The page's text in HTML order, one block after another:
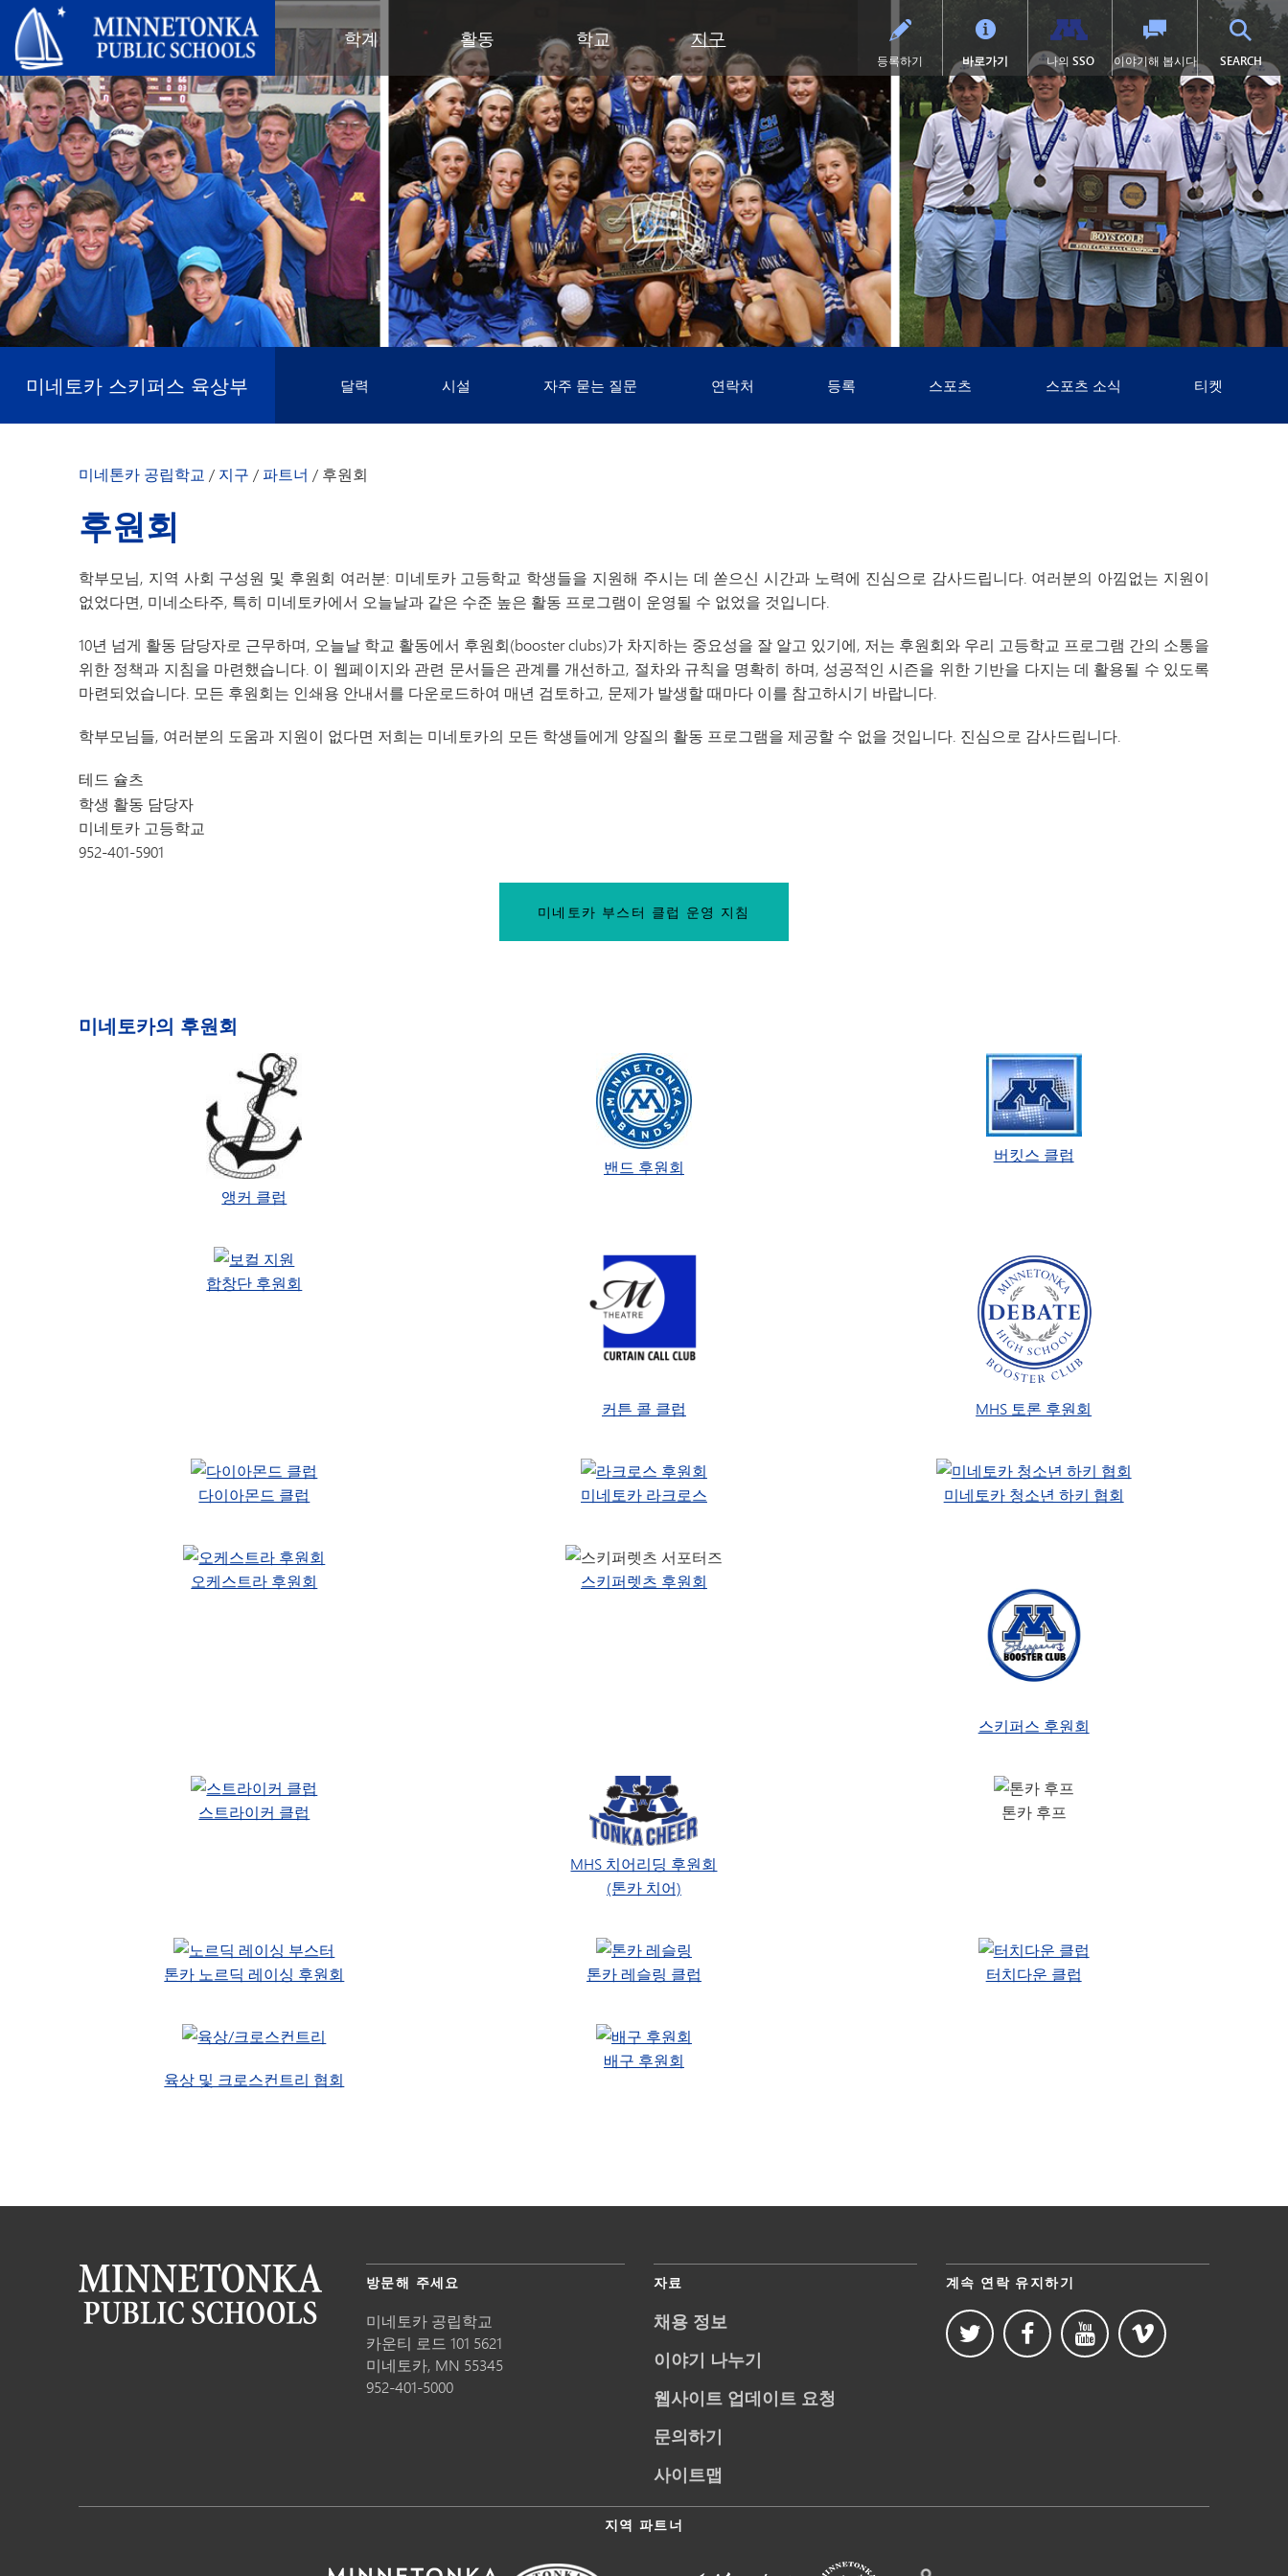
미네토카 스키퍼스 육상부 달력 시설 자주 묻는 질문 연락처 등록(새 창/탭에서 열림)
스포츠 스포츠 소식 티켓
미네토카 공립학교
학계
지역 프로그램
심화 학습
컴퓨터 과학 및 코딩
디지털 헬스 & 웰니스
언어 몰입 교육
음악 설정
네비게이터 프로그램
올베우스(OLWEUS) 학교 폭력 예
방
톤카 온라인
유아기
영유아 건강 검진
유아기 가족 교육(ECFE)
유아 특수교육 (ECSE)
주니어 익스플로러 어린이집
미네토카 유치원
초등부 (유치원~5학년)
교육 과정
초등학생용 웹 링크
초등학교 미술 교육
몰입형 교육 과정 (유치원~5학년)
문해력 증진 계획
고등학교 (9~12학년)
학술적 수상 내역
대학 선이수 과정(AP)
캡스톤
미술
졸업 요건
국제 바칼로레아(IB)
국제학
언어 몰입 교육 (9~12학년)
미네토카 연구소
주요 분야: 항공, 자동차, 건설
선장 일지 | MHS 과정 안내서
중학교 (6~8학년)
학술적 수상 내역
강좌 안내
언어 몰입 교육 (6~8학년)
활동
전 학군
우수성 기념 행사
봉사 기념 행사
지역사회 교육
목표를 가진 육아
‘더 푸른 미래를 위한’ 재사용 및 재
활용 행사
톤카가 제공합니다
초등학교
지역 합창단
톤카 과외
청소년 여가 활동
중학교
활동 - MME
활동 - MMW
고등학교 활동
동아리 및 특별 활동
문의하기
미네토카 합창단(새 창/탭에서 열림)
미네토카 밴드(새 창/탭에서 열림)
미네토카 오케스트라(새 창/탭에서 열림)
미네토카 극장(새 창/탭에서 열림)
등록(새 창/탭에서 열림)
고등학교 체육
달력
시설
자주 묻는 질문
연락처
등록(새 창/탭에서 열림)
스포츠
스포츠 소식
티켓
학교
지역사회 교육
미네토카 유치원 및 ECFE
탐험가 (보육)
청소년
성인 프로그램
행사
초등학교
클리어 스프링스 초등학교
딥헤이븐 초등학교
엑셀시어 초등학교
그로브랜드 초등학교
미네와슈타 초등학교
스케닉 하이츠 초등학교
중학교
동부 중학교
웨스트 중학교
고등학교
미네토카 고등학교
전환 교육
SAIL 전환 프로그램
이러닝
톤카 온라인
지구
리더십
연차 보고서
학군 정책
교육위원회
교육감
미네토카 학군 소개
지역 지도 (새 창/탭에서 열림)
사명, 신념 및 비전
학부모 및 학생 안내서
자랑스러운 점
직원 명단
부서
예산 및 재무
입찰 및 제안서 모집
커뮤니케이션
시설 이용 및 대관
인사
영양 서비스
재학생 및 일반 모집
안전 및 보안
교육과 학습
기술
교통
파트너
후원회
사례
다이아몬드 클럽 (새 창/탭에서 열림)
가족 협력 프로그램
미네토카 동창회
미네토카 재단
스키퍼스 후원회
톤카 CARES
톤카 프라이드
프로그램
1:1 아이패드 정보
제504조
학교 폭력 예방
디지털 헬스 & 웰니스
영어 학습자 (EL)
보건 서비스
집에 갇힌
맥키니-벤토 지원 대상 학생
미네톤카 아메리칸 인디언 교육
프로그램
제1장
등록하기 바로가기 나의 SSO 이야기해 봅시다 SEARCH
미네톤카 공립학교 / 지구 / 파트너 / 후원회
후원회
학부모님, 지역 사회 구성원 및 후원회 여러분: 미네토카 고등학교 학생들을 지원해 주시는 데 쏟으신 시간과 노력에 진심으로 감사드립니다. 여러분의 아낌없는 지원이
없었다면, 미네소타주, 특히 미네토카에서 오늘날과 같은 수준 높은 활동 프로그램이 운영될 수 없었을 것입니다.
10년 넘게 활동 담당자로 근무하며, 오늘날 학교 활동에서 후원회(booster clubs)가 차지하는 중요성을 잘 알고 있기에, 저는 후원회와 우리 고등학교 프로그램 간의 소통을
위한 정책과 지침을 마련했습니다. 이 웹페이지와 관련 문서들은 관계를 개선하고, 절차와 규칙을 명확히 하며, 성공적인 시즌을 위한 기반을 다지는 데 활용될 수 있도록
마련되었습니다. 모든 후원회는 인쇄용 안내서를 다운로드하여 매년 검토하고, 문제가 발생할 때마다 이를 참고하시기 바랍니다.
학부모님들, 여러분의 도움과 지원이 없다면 저희는 미네토카의 모든 학생들에게 양질의 활동 프로그램을 제공할 수 없을 것입니다. 진심으로 감사드립니다.
테드 슐츠
학생 활동 담당자
미네토카 고등학교
952-401-5901
미네토카 부스터 클럽 운영 지침
미네토카의 후원회
앵커 클럽
밴드 후원회
버킷스 클럽
합창단 후원회
커튼 콜 클럽 MHS 토론 후원회
다이아몬드 클럽 미네토카 라크로스 미네토카 청소년 하키 협회
오케스트라 후원회 스키퍼렛츠 후원회
스키퍼스 후원회
스트라이커 클럽
MHS 치어리딩 후원회
(톤카 치어)
톤카 후프
톤카 노르딕 레이싱 후원회 톤카 레슬링 클럽 터치다운 클럽
육상 및 크로스컨트리 협회
배구 후원회
방문해 주세요
미네토카 공립학교
카운티 로드 101 5621
미네토카, MN 55345
952-401-5000
자료
채용 정보
이야기 나누기
웹사이트 업데이트 요청
문의하기
사이트맵
계속 연락 유지하기
지역 파트너